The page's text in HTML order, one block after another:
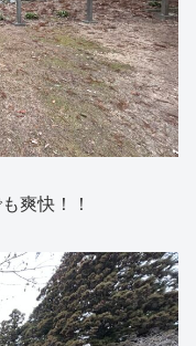
爽快！！